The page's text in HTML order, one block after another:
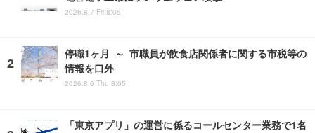
2026.8.7 Fri 8:05
停職1ヶ月 ～ 市職員が飲食店関係者に関する市税等の
情報を口外
2026.8.6 Thu 8:05
「東京アプリ」の運営に係るコールセンター業務で1名